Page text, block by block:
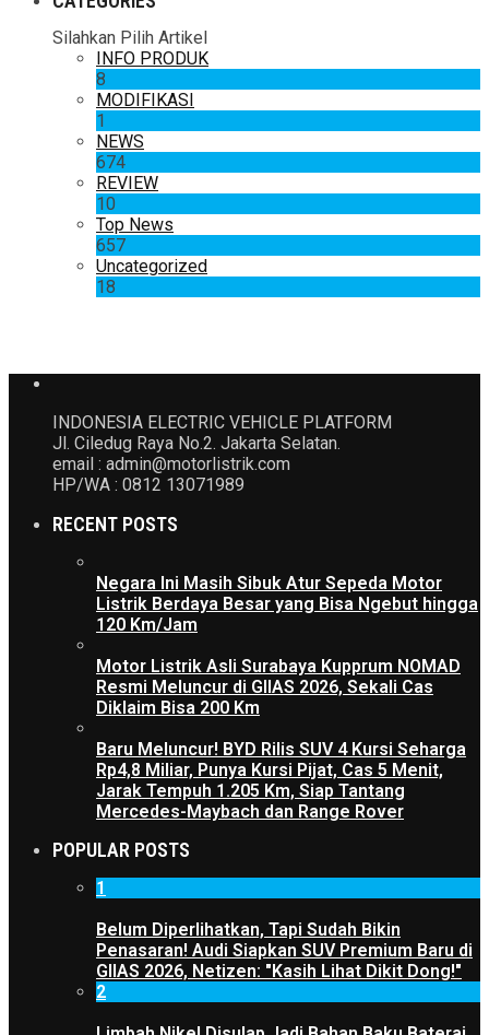
Silahkan Pilih Artikel
INFO PRODUK
8
MODIFIKASI
1
NEWS
674
REVIEW
10
Top News
657
Uncategorized
18
INDONESIA ELECTRIC VEHICLE PLATFORM
Jl. Ciledug Raya No.2. Jakarta Selatan.
email : admin@motorlistrik.com
HP/WA : 0812 13071989
RECENT POSTS
Negara Ini Masih Sibuk Atur Sepeda Motor
Listrik Berdaya Besar yang Bisa Ngebut hingga
120 Km/Jam
Motor Listrik Asli Surabaya Kupprum NOMAD
Resmi Meluncur di GIIAS 2026, Sekali Cas
Diklaim Bisa 200 Km
Baru Meluncur! BYD Rilis SUV 4 Kursi Seharga
Rp4,8 Miliar, Punya Kursi Pijat, Cas 5 Menit,
Jarak Tempuh 1.205 Km, Siap Tantang
Mercedes-Maybach dan Range Rover
POPULAR POSTS
1
Belum Diperlihatkan, Tapi Sudah Bikin
Penasaran! Audi Siapkan SUV Premium Baru di
GIIAS 2026, Netizen: "Kasih Lihat Dikit Dong!"
2